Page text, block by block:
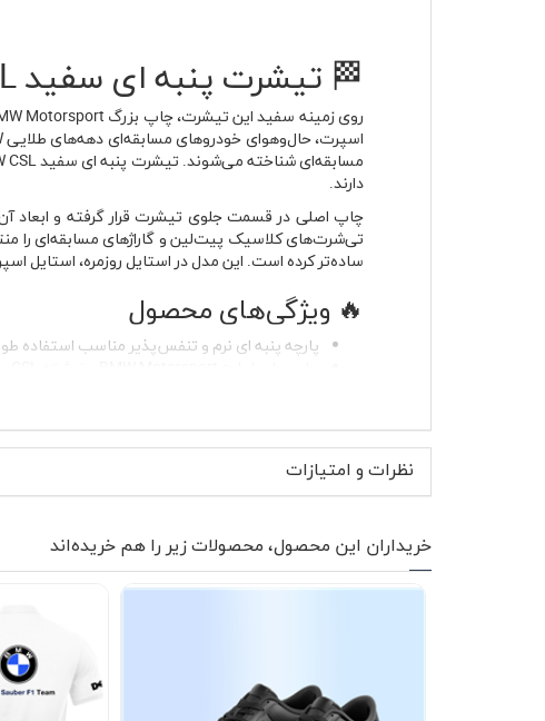
🏁 تیشرت پنبه ای سفید BMW CSL با پارچه پنبه ای تنفس‌پذیر
دارند.
ساده‌تر کرده است. این مدل در استایل روزمره، استایل
🔥 ویژگی‌های محصول
پارچه پنبه ای نرم و تنفس‌پذیر مناسب استفاده
بدون پرزدهی در استفاده روزمره
مقاوم در برابر آب‌رفت در صورت شستشوی صحیح
مناسب خانم ها و آقایان
قابل ست شدن با شلوار جین، اسلش، کارگو و کت
انتخاب کاربردی‌تری نسبت به تیشرت‌های الیاف
BMW CSL در استایل زنانه و مردانه به‌خوبی می‌نشیند و به خاطر رنگ سفید، محدود به یک فصل خاص نیست.
دقیقاً همان فضای مسابقه‌ای و خیابانی را منتقل می‌کند.
🚗 موارد استفاده و استایل
نظرات و امتیازات
خریداران این محصول، محصولات زیر را هم خریده‌اند